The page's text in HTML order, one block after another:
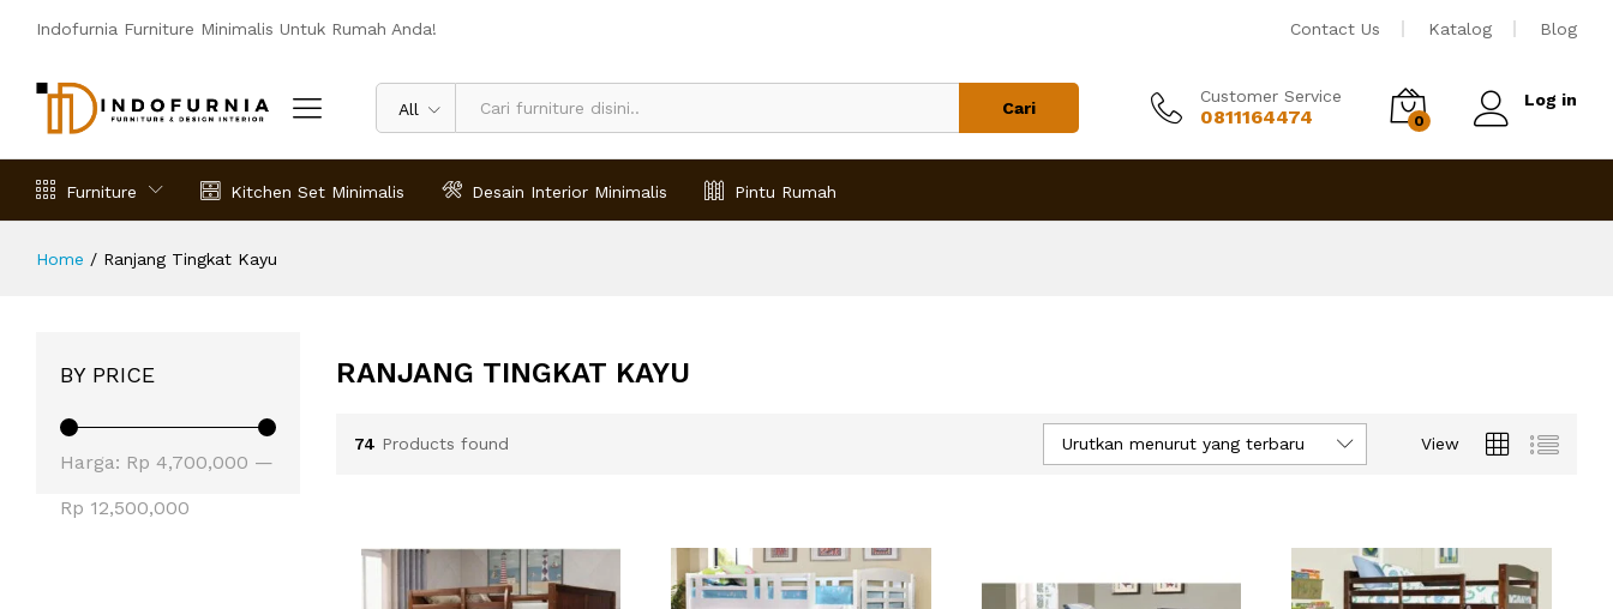
Indofurnia Furniture Minimalis Untuk Rumah Anda! Contact Us Katalog Blog
All Cari
Customer Service
0811164474 0
Log in
Furniture Kitchen Set Minimalis Desain Interior Minimalis Pintu Rumah
Home / Ranjang Tingkat Kayu
RANJANG TINGKAT KAYU
74 Products found View
Urutkan menurut yang terbaru
BY PRICE
Harga: Rp 4,700,000 —
Rp 12,500,000